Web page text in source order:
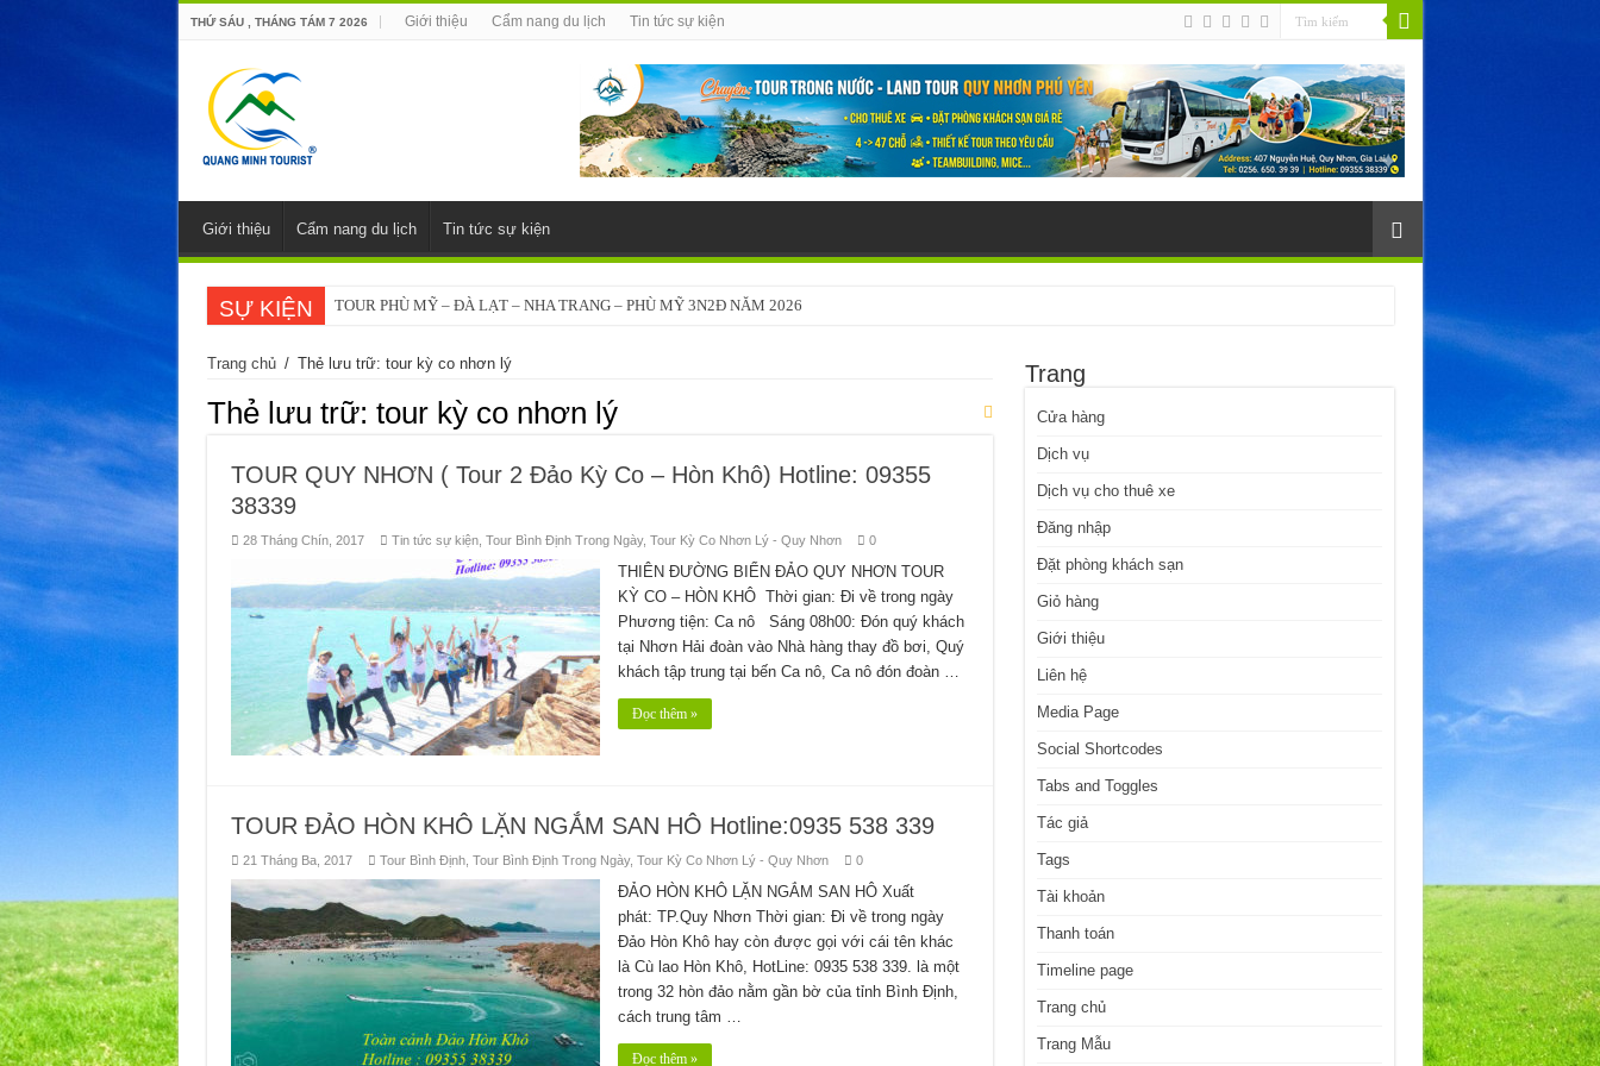
THỨ SÁU , THÁNG TÁM 7 2026 Giới thiệu Cẩm nang du lịch Tin tức sự kiện
Giới thiệu Cẩm nang du lịch Tin tức sự kiện
SỰ KIỆN TOUR PHÙ MỸ – ĐÀ LẠT – NHA TRANG – PHÙ MỸ 3N2Đ NĂM 2026
Trang chủ / Thẻ lưu trữ: tour kỳ co nhơn lý
Thẻ lưu trữ: tour kỳ co nhơn lý
TOUR QUY NHƠN ( Tour 2 Đảo Kỳ Co – Hòn Khô) Hotline: 09355
38339
28 Tháng Chín, 2017 Tin tức sự kiện, Tour Bình Định Trong Ngày, Tour Kỳ Co Nhơn Lý - Quy Nhơn 0
THIÊN ĐƯỜNG BIỂN ĐẢO QUY NHƠN TOUR
KỲ CO – HÒN KHÔ Thời gian: Đi về trong ngày
Phương tiện: Ca nô Sáng 08h00: Đón quý khách
tại Nhơn Hải đoàn vào Nhà hàng thay đồ bơi, Quý
khách tập trung tại bến Ca nô, Ca nô đón đoàn …
Đọc thêm »
TOUR ĐẢO HÒN KHÔ LẶN NGẮM SAN HÔ Hotline:0935 538 339
21 Tháng Ba, 2017 Tour Bình Định, Tour Bình Định Trong Ngày, Tour Kỳ Co Nhơn Lý - Quy Nhơn 0
ĐẢO HÒN KHÔ LẶN NGẮM SAN HÔ Xuất
phát: TP.Quy Nhơn Thời gian: Đi về trong ngày
Đảo Hòn Khô hay còn được gọi với cái tên khác
là Cù lao Hòn Khô, HotLine: 0935 538 339. là một
trong 32 hòn đảo nằm gần bờ của tỉnh Bình Định,
cách trung tâm …
Đọc thêm »
Trang
Cửa hàng
Dịch vụ
Dịch vụ cho thuê xe
Đăng nhập
Đặt phòng khách sạn
Giỏ hàng
Giới thiệu
Liên hệ
Media Page
Social Shortcodes
Tabs and Toggles
Tác giả
Tags
Tài khoản
Thanh toán
Timeline page
Trang chủ
Trang Mẫu